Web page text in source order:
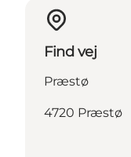
Find vej
Præstø
4720 Præstø